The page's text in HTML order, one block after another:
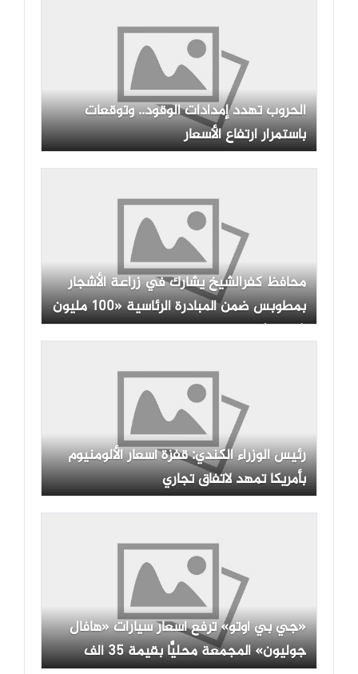
الحروب تهدد إمدادات الوقود.. وتوقعات
باستمرار ارتفاع الأسعار
محافظ كفرالشيخ يشارك في زراعة الأشجار
بمطوبس ضمن المبادرة الرئاسية «100 مليون
شجرة»| صور
رئيس الوزراء الكندي: قفزة أسعار الألومنيوم
بأمريكا تمهد لاتفاق تجاري
«جي بي أوتو» ترفع أسعار سيارات «هافال
جوليون» المجمعة محليًّا بقيمة 35 ألف